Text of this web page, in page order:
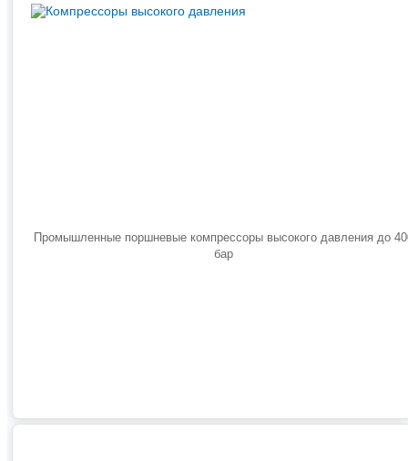
Промышленные поршневые компрессоры высокого давления до
бар